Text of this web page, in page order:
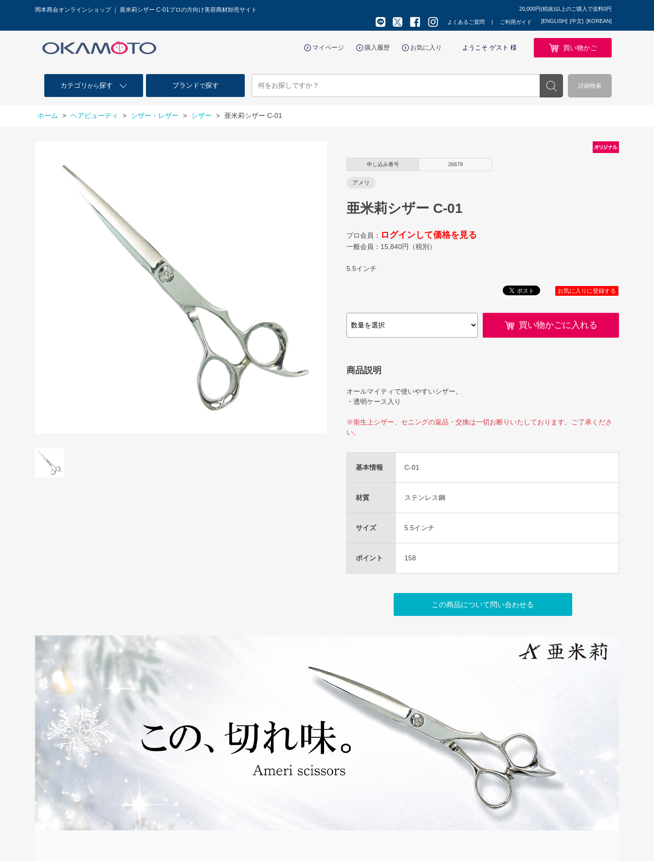
岡本商会オンラインショップ ｜ 亜米莉シザー C-01プロの方向け美容商材卸売サイト 20,000円(税抜)以上のご購入で送料0円
よくあるご質問 ご利用ガイド [ENGLISH] [中文] [KOREAN]
マイページ 購入履歴 お気に入り ようこそ ゲスト 様 買い物かご
カテゴリ から探す ブランドで探す 詳細検索
ホーム > ヘアビューティ > シザー・レザー > シザー > 亜米莉シザー C-01
申し込み番号 26679
アメリ
亜米莉シザー C-01
プロ会員： ログインして価格を見る
一般会員： 15,840円（税別）
5.5インチ
お気に入りに登録する
買い物かごに入れる
商品説明
オールマイティで使いやすいシザー。
・透明ケース入り
※衛生上シザー、セニングの返品・交換は一切お断りいたしております。ご了承くださ
い。
基本情報 C-01
材質 ステンレス鋼
サイズ 5.5インチ
ポイント 158
この商品について問い合わせる